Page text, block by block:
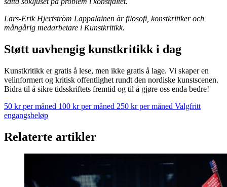
Lars-Erik Hjertström Lappalainen är filosofi, konstkritiker och
mångårig medarbetare i Kunstkritikk.
Støtt uavhengig kunstkritikk i dag
Kunstkritikk er gratis å lese, men ikke gratis å lage. Vi skaper en
velinformert og kritisk offentlighet rundt den nordiske kunstscenen.
Bidra til å sikre tidsskriftets fremtid og til å gjøre oss enda bedre!
50 kr per måned 100 kr per måned 250 kr per måned Valgfritt
engangsbeløp
Relaterte artikler